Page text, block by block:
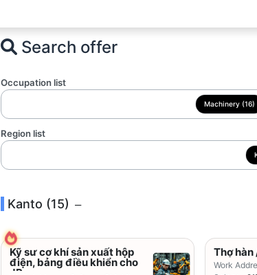
Search offer
Occupation list
Machinery (16)
Region list
Kanto (15)
Kỹ sư cơ khí sản xuất hộp
điện, bảng điều khiển cho
Thợ
Work